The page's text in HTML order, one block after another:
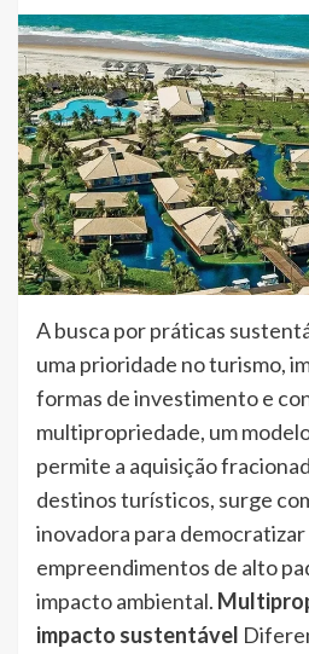
A busca por práticas
uma prioridade no turismo,
formas de investimento e
multipropriedade, um
permite a aquisição
destinos turísticos, surge
inovadora para democratizar
empreendimentos de alto
impacto ambiental.
impacto sustentável